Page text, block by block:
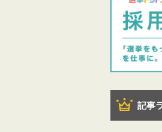
記事